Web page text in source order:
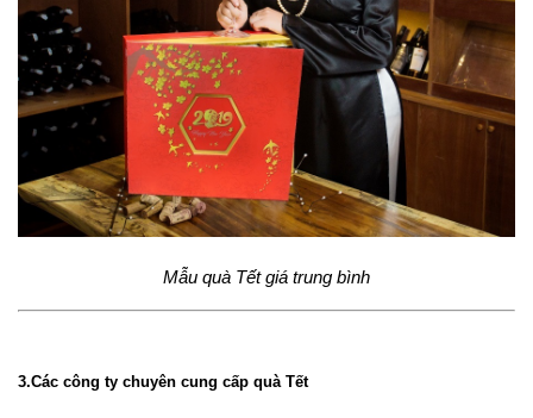
Mẫu quà Tết giá trung bình
3.Các công ty chuyên cung cấp quà Tết